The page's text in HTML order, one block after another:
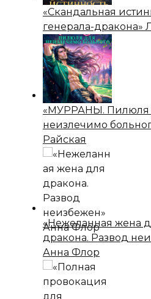
«Скандальная
генерала-дракона»
«МУРРАНЫ. Пилюля
неизлечимо
Райская
«Нежеланная жена
дракона. Развод
Анна Флор